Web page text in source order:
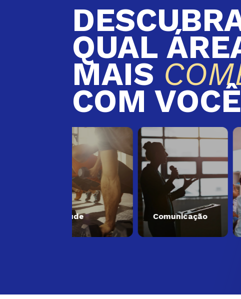
QUAL
MAIS
COM VOCÊ
Comunicação